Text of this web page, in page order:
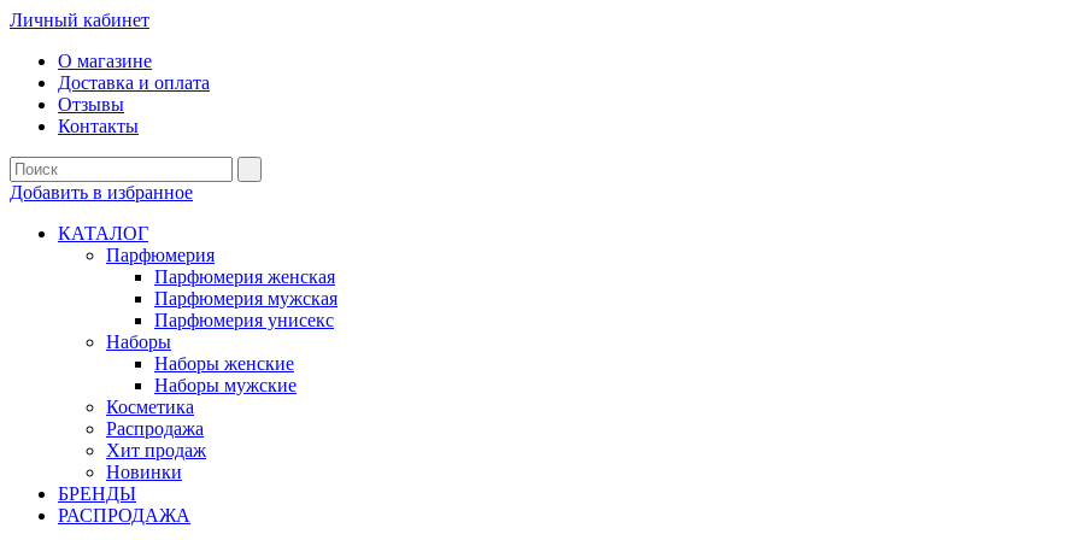
Личный кабинет
О магазине
Доставка и оплата
Отзывы
Контакты
Добавить в избранное
КАТАЛОГ
Парфюмерия
Парфюмерия женская
Парфюмерия мужская
Парфюмерия унисекс
Наборы
Наборы женские
Наборы мужские
Косметика
Распродажа
Хит продаж
Новинки
БРЕНДЫ
РАСПРОДАЖА